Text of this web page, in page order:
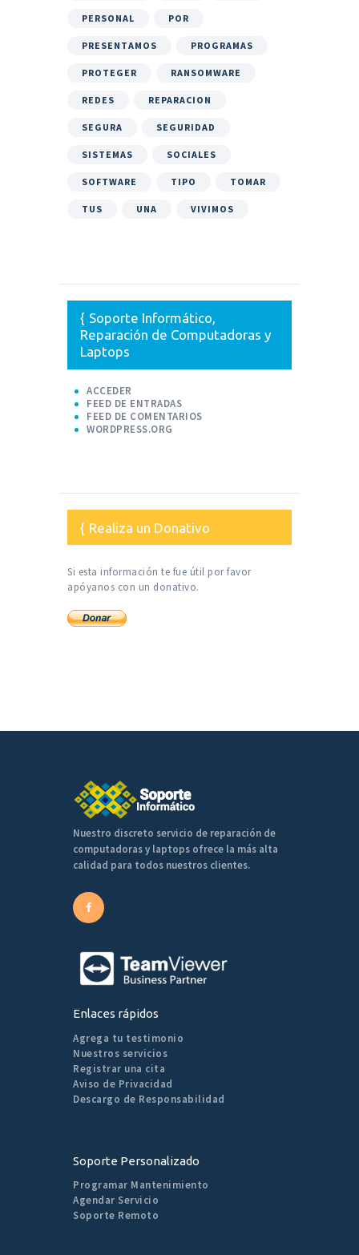
PERSONAL POR
PRESENTAMOS PROGRAMAS
PROTEGER RANSOMWARE
REDES REPARACION
SEGURA SEGURIDAD
SISTEMAS SOCIALES
SOFTWARE TIPO TOMAR
TUS UNA VIVIMOS
Soporte Informático,
Reparación de Computadoras y
Laptops
ACCEDER
FEED DE ENTRADAS
FEED DE COMENTARIOS
WORDPRESS.ORG
Realiza un Donativo
Si esta información te fue útil por favor
apóyanos con un donativo.
Nuestro discreto servicio de reparación de
computadoras y laptops ofrece la más alta
calidad para todos nuestros clientes.
Enlaces rápidos
Agrega tu testimonio
Nuestros servicios
Registrar una cita
Aviso de Privacidad
Descargo de Responsabilidad
Soporte Personalizado
Programar Mantenimiento
Agendar Servicio
Soporte Remoto